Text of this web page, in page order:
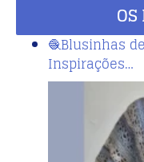
🧶Blusinhas
Inspirações…